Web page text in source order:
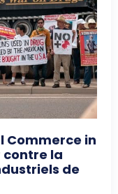
Commerce in
contre la
de